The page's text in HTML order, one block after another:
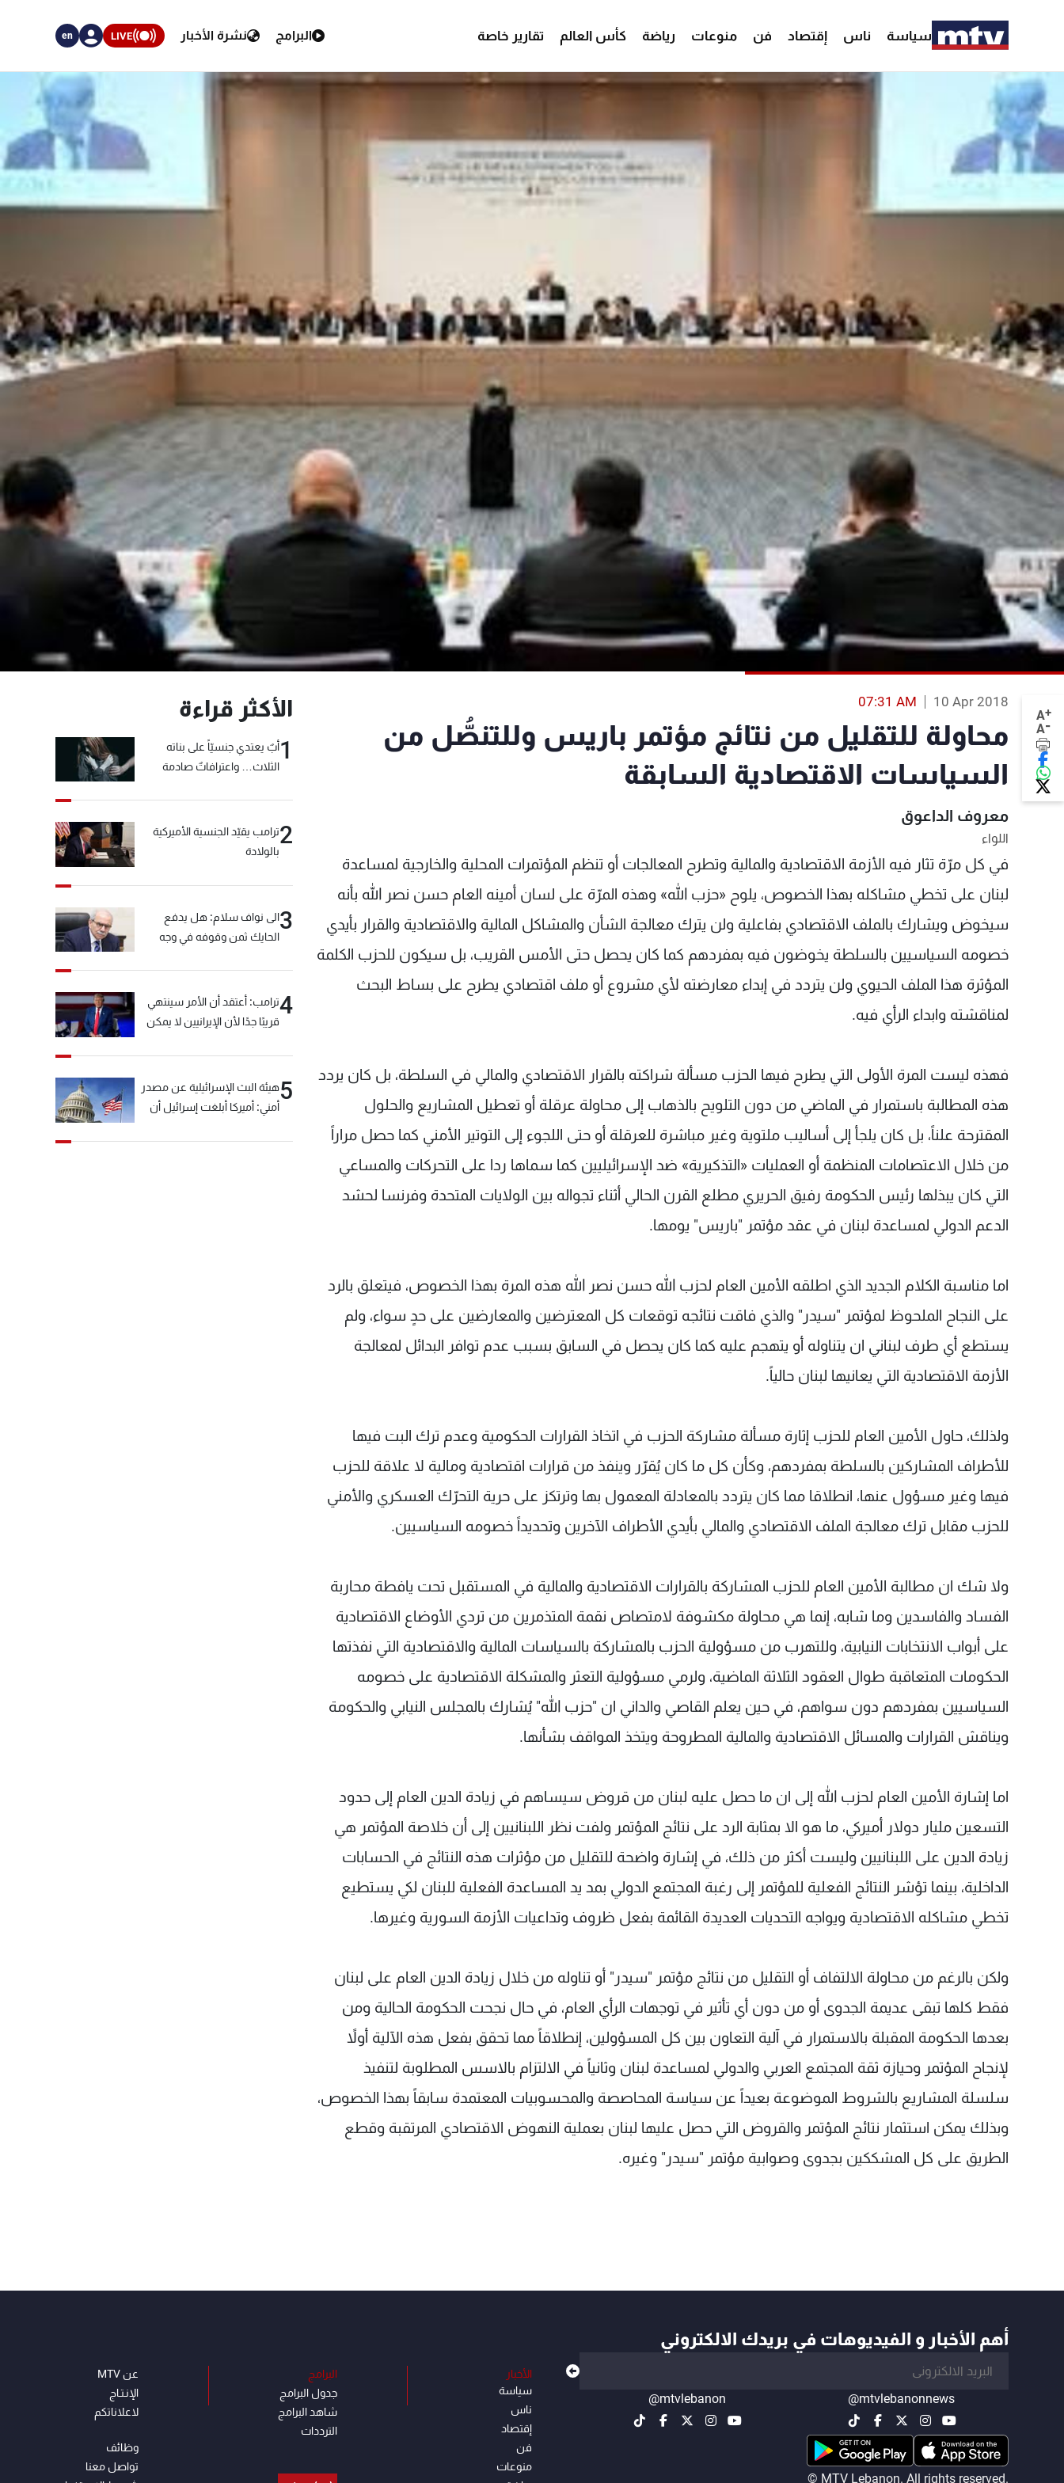
سياسة ناس إقتصاد فن منوعات رياضة كأس العالم تقارير خاصة البرامج نشرة الأخبار LIVE
en
A+
A-
10 Apr 2018
07:31 AM
محاولة للتقليل من نتائج مؤتمر باريس وللتنصُّل من
السياسات الاقتصادية السابقة
معروف الداعوق
اللواء
في كل مرّة تثار فيه الأزمة الاقتصادية والمالية وتطرح المعالجات أو تنظم المؤتمرات المحلية والخارجية لمساعدة
لبنان على تخطي مشاكله بهذا الخصوص، يلوح «حزب الله» وهذه المرّة على لسان أمينه العام حسن نصر الله بأنه
سيخوض ويشارك بالملف الاقتصادي بفاعلية ولن يترك معالجة الشأن والمشاكل المالية والاقتصادية والقرار بأيدي
خصومه السياسيين بالسلطة يخوضون فيه بمفردهم كما كان يحصل حتى الأمس القريب، بل سيكون للحزب الكلمة
المؤثرة هذا الملف الحيوي ولن يتردد في إبداء معارضته لأي مشروع أو ملف اقتصادي يطرح على بساط البحث
لمناقشته وابداء الرأي فيه.
فهذه ليست المرة الأولى التي يطرح فيها الحزب مسألة شراكته بالقرار الاقتصادي والمالي في السلطة، بل كان يردد
هذه المطالبة باستمرار في الماضي من دون التلويح بالذهاب إلى محاولة عرقلة أو تعطيل المشاريع والحلول
المقترحة علناً، بل كان يلجأ إلى أساليب ملتوية وغير مباشرة للعرقلة أو حتى اللجوء إلى التوتير الأمني كما حصل مراراً
من خلال الاعتصامات المنظمة أو العمليات «التذكيرية» ضد الإسرائيليين كما سماها ردا على التحركات والمساعي
التي كان يبذلها رئيس الحكومة رفيق الحريري مطلع القرن الحالي أثناء تجواله بين الولايات المتحدة وفرنسا لحشد
الدعم الدولي لمساعدة لبنان في عقد مؤتمر "باريس" يومها.
اما مناسبة الكلام الجديد الذي اطلقه الأمين العام لحزب الله حسن نصر الله هذه المرة بهذا الخصوص، فيتعلق بالرد
على النجاح الملحوظ لمؤتمر "سيدر" والذي فاقت نتائجه توقعات كل المعترضين والمعارضين على حدٍ سواء، ولم
يستطع أي طرف لبناني ان يتناوله أو يتهجم عليه كما كان يحصل في السابق بسبب عدم توافر البدائل لمعالجة
الأزمة الاقتصادية التي يعانيها لبنان حالياً.
ولذلك، حاول الأمين العام للحزب إثارة مسألة مشاركة الحزب في اتخاذ القرارات الحكومية وعدم ترك البت فيها
للأطراف المشاركين بالسلطة بمفردهم، وكأن كل ما كان يُقرّر وينفذ من قرارات اقتصادية ومالية لا علاقة للحزب
فيها وغير مسؤول عنها، انطلاقا مما كان يتردد بالمعادلة المعمول بها وترتكز على حرية التحرّك العسكري والأمني
للحزب مقابل ترك معالجة الملف الاقتصادي والمالي بأيدي الأطراف الآخرين وتحديداً خصومه السياسيين.
ولا شك ان مطالبة الأمين العام للحزب المشاركة بالقرارات الاقتصادية والمالية في المستقبل تحت يافطة محاربة
الفساد والفاسدين وما شابه، إنما هي محاولة مكشوفة لامتصاص نقمة المتذمرين من تردي الأوضاع الاقتصادية
على أبواب الانتخابات النيابية، وللتهرب من مسؤولية الحزب بالمشاركة بالسياسات المالية والاقتصادية التي نفذتها
الحكومات المتعاقبة طوال العقود الثلاثة الماضية، ولرمي مسؤولية التعثر والمشكلة الاقتصادية على خصومه
السياسيين بمفردهم دون سواهم، في حين يعلم القاصي والداني ان "حزب الله" يُشارك بالمجلس النيابي والحكومة
ويناقش القرارات والمسائل الاقتصادية والمالية المطروحة ويتخذ المواقف بشأنها.
اما إشارة الأمين العام لحزب الله إلى ان ما حصل عليه لبنان من قروض سيساهم في زيادة الدين العام إلى حدود
التسعين مليار دولار أميركي، ما هو الا بمثابة الرد على نتائج المؤتمر ولفت نظر اللبنانيين إلى أن خلاصة المؤتمر هي
زيادة الدين على اللبنانيين وليست أكثر من ذلك، في إشارة واضحة للتقليل من مؤثرات هذه النتائج في الحسابات
الداخلية، بينما تؤشر النتائج الفعلية للمؤتمر إلى رغبة المجتمع الدولي بمد يد المساعدة الفعلية للبنان لكي يستطيع
تخطي مشاكله الاقتصادية ويواجه التحديات العديدة القائمة بفعل ظروف وتداعيات الأزمة السورية وغيرها.
ولكن بالرغم من محاولة الالتفاف أو التقليل من نتائج مؤتمر "سيدر" أو تناوله من خلال زيادة الدين العام على لبنان
فقط كلها تبقى عديمة الجدوى أو من دون أي تأثير في توجهات الرأي العام، في حال نجحت الحكومة الحالية ومن
بعدها الحكومة المقبلة بالاستمرار في آلية التعاون بين كل المسؤولين، إنطلاقاً مما تحقق بفعل هذه الآلية أولاً
لإنجاح المؤتمر وحيازة ثقة المجتمع العربي والدولي لمساعدة لبنان وثانياً في الالتزام بالاسس المطلوبة لتنفيذ
سلسلة المشاريع بالشروط الموضوعة بعيداً عن سياسة المحاصصة والمحسوبيات المعتمدة سابقاً بهذا الخصوص،
وبذلك يمكن استثمار نتائج المؤتمر والقروض التي حصل عليها لبنان بعملية النهوض الاقتصادي المرتقبة وقطع
الطريق على كل المشككين بجدوى وصوابية مؤتمر "سيدر" وغيره.
الأكثر قراءة
1أبٌ يعتدي جنسيّاً على بناته
الثلاث… واعترافاتٌ صادمة
2ترامب يقيّد الجنسية الأميركية
بالولادة
3الى نواف سلام: هل يدفع
الحايك ثمن وقوفه في وجه
4ترامب: أعتقد أن الأمر سينتهي
قريبًا جدًا لأن الإيرانيين لا يمكن
5هيئة البث الإسرائيلية عن مصدر
أمني: أميركا أبلغت إسرائيل أن
أهم الأخبار و الفيديوهات في بريدك الالكتروني
@mtvlebanonnews
@mtvlebanon
© MTV Lebanon. All rights reserved.
الأخبار
سياسة
ناس
إقتصاد
فن
منوعات
البرامج
جدول البرامج
شاهد البرامج
الترددات
عن MTV
الإنـتـاج
لاعلاناتكم
وظائف
تواصل معنا